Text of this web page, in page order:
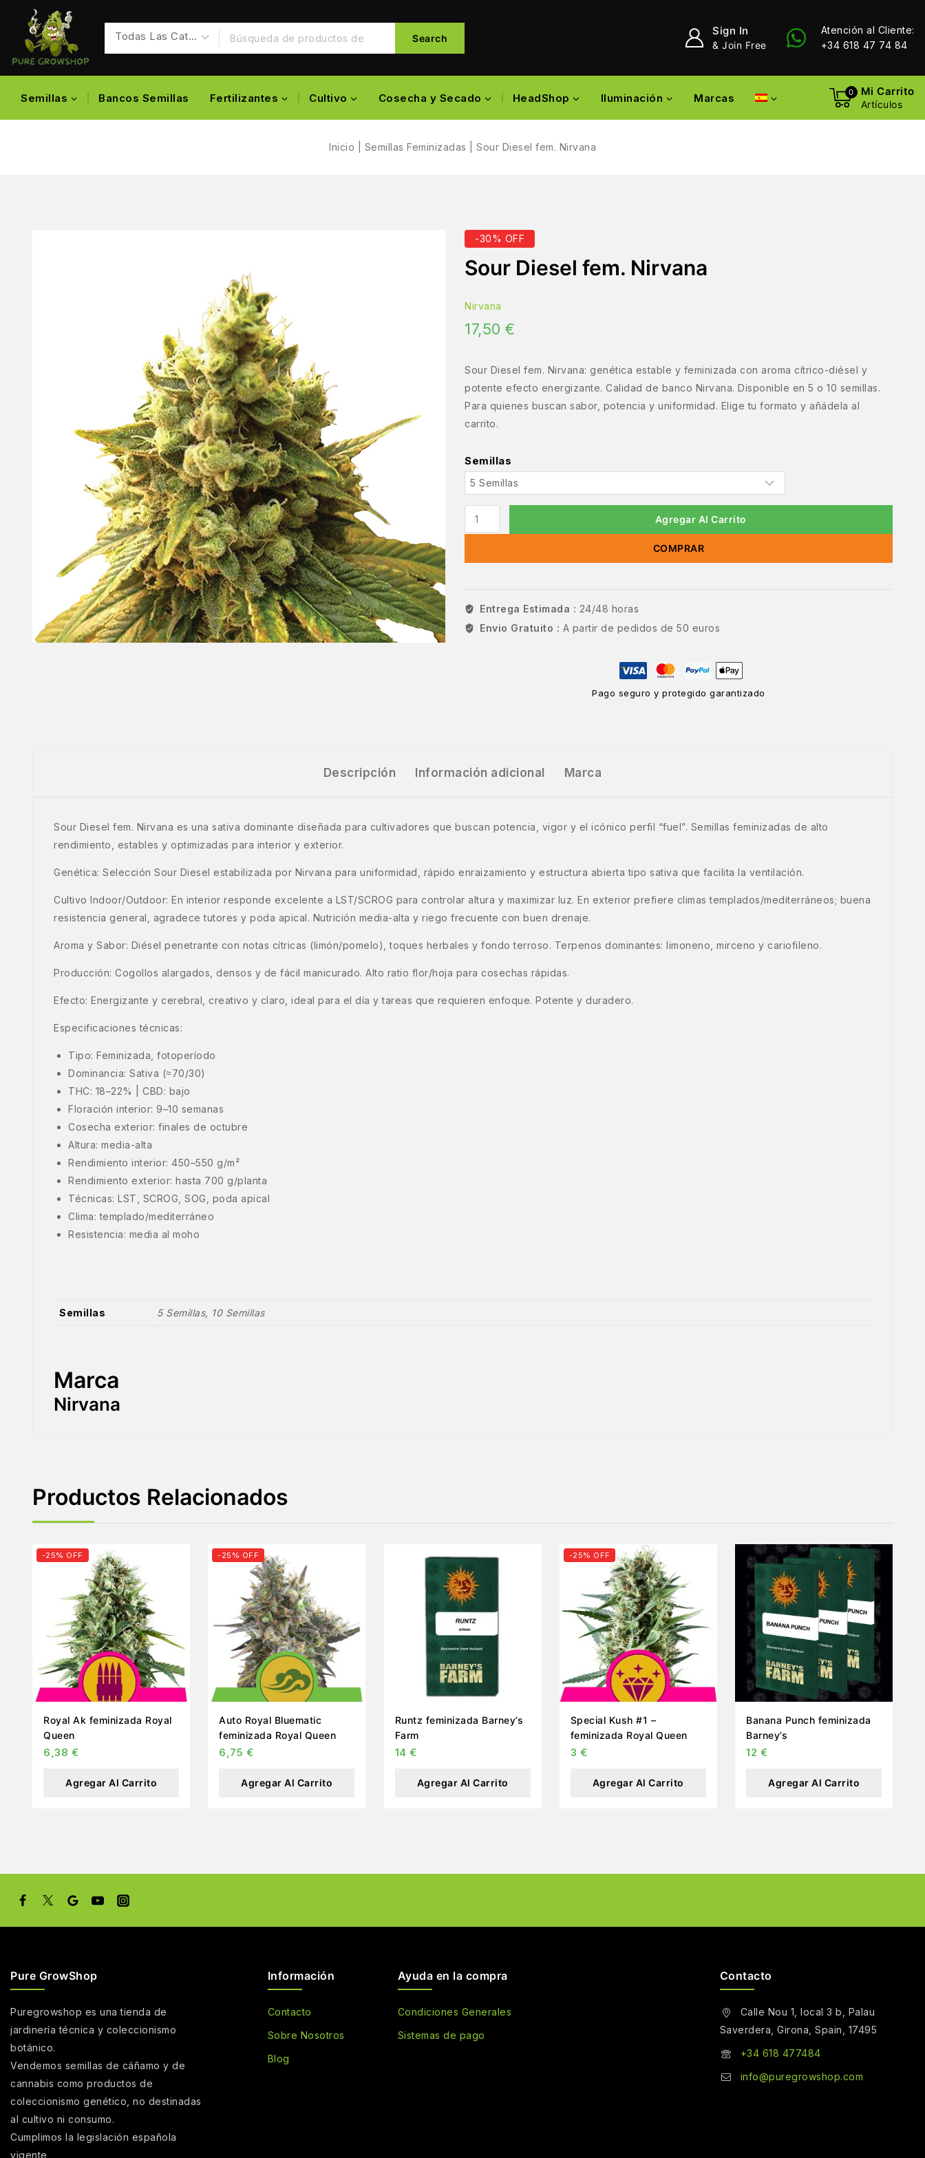
Search
Sign In
& Join Free
Atención al Cliente:
+34 618 47 74 84
Semillas Bancos Semillas Fertilizantes Cultivo Cosecha y Secado HeadShop Iluminación Marcas 0 Mi Carrito
Artículos
Inicio Semillas Feminizadas Sour Diesel fem. Nirvana
-30% OFF
Sour Diesel fem. Nirvana
Nirvana
17,50 €
Sour Diesel fem. Nirvana: genética estable y feminizada con aroma cítrico-diésel y
potente efecto energizante. Calidad de banco Nirvana. Disponible en 5 o 10 semillas.
Para quienes buscan sabor, potencia y uniformidad. Elige tu formato y añádela al
carrito.
Semillas
Agregar Al Carrito
COMPRAR
Entrega Estimada : 24/48 horas
Envio Gratuito : A partir de pedidos de 50 euros
Pago seguro y protegido garantizado
Descripción Información adicional Marca
Sour Diesel fem. Nirvana es una sativa dominante diseñada para cultivadores que buscan potencia, vigor y el icónico perfil “fuel”. Semillas feminizadas de alto
rendimiento, estables y optimizadas para interior y exterior.
Genética: Selección Sour Diesel estabilizada por Nirvana para uniformidad, rápido enraizamiento y estructura abierta tipo sativa que facilita la ventilación.
Cultivo Indoor/Outdoor: En interior responde excelente a LST/SCROG para controlar altura y maximizar luz. En exterior prefiere climas templados/mediterráneos; buena
resistencia general, agradece tutores y poda apical. Nutrición media-alta y riego frecuente con buen drenaje.
Aroma y Sabor: Diésel penetrante con notas cítricas (limón/pomelo), toques herbales y fondo terroso. Terpenos dominantes: limoneno, mirceno y cariofileno.
Producción: Cogollos alargados, densos y de fácil manicurado. Alto ratio flor/hoja para cosechas rápidas.
Efecto: Energizante y cerebral, creativo y claro, ideal para el día y tareas que requieren enfoque. Potente y duradero.
Especificaciones técnicas:
Tipo: Feminizada, fotoperíodo
Dominancia: Sativa (≈70/30)
THC: 18–22% | CBD: bajo
Floración interior: 9–10 semanas
Cosecha exterior: finales de octubre
Altura: media-alta
Rendimiento interior: 450–550 g/m²
Rendimiento exterior: hasta 700 g/planta
Técnicas: LST, SCROG, SOG, poda apical
Clima: templado/mediterráneo
Resistencia: media al moho
Semillas 5 Semillas, 10 Semillas
Marca
Nirvana
Productos Relacionados
-25% OFF
Royal Ak feminizada Royal
Queen
6,38 €
Agregar Al Carrito
-25% OFF
Auto Royal Bluematic
feminizada Royal Queen
6,75 €
Agregar Al Carrito
Runtz feminizada Barney’s
Farm
14 €
Agregar Al Carrito
-25% OFF
Special Kush #1 –
feminizada Royal Queen
3 €
Agregar Al Carrito
Banana Punch feminizada
Barney’s
12 €
Agregar Al Carrito
Pure GrowShop
Puregrowshop es una tienda de
jardinería técnica y coleccionismo
botánico.
Vendemos semillas de cáñamo y de
cannabis como productos de
coleccionismo genético, no destinadas
al cultivo ni consumo.
Cumplimos la legislación española
vigente
Información
Contacto
Sobre Nosotros
Blog
Ayuda en la compra
Condiciones Generales
Sistemas de pago
Contacto
Calle Nou 1, local 3 b, Palau
Saverdera, Girona, Spain, 17495
+34 618 477484
info@puregrowshop.com